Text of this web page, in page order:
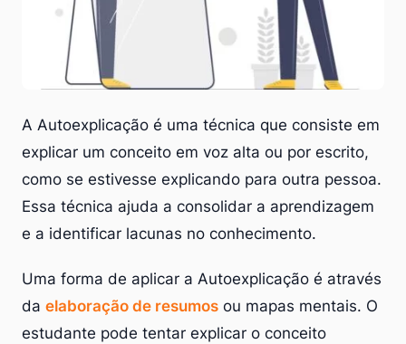
A Autoexplicação é uma técnica que consiste em
explicar um conceito em voz alta ou por escrito,
como se estivesse explicando para outra pessoa.
Essa técnica ajuda a consolidar a aprendizagem
e a identificar lacunas no conhecimento.
Uma forma de aplicar a Autoexplicação é através
da elaboração de resumos ou mapas mentais. O
estudante pode tentar explicar o conceito